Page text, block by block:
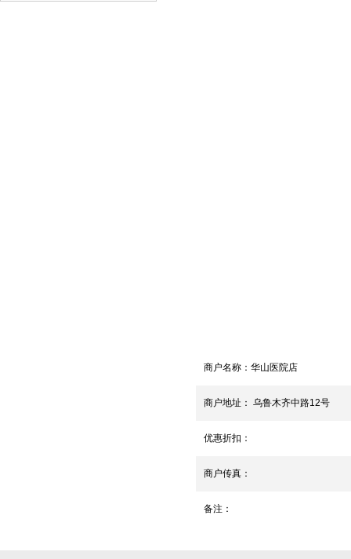
商户名称： 华山医院店
商户地址： 乌鲁木齐中路12号
优惠折扣：
商户传真：
备注：